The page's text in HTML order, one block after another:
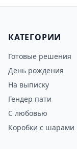
КАТЕГОРИИ
Готовые решения
День рождения
На выписку
Гендер пати
С любовью
Коробки с шарами